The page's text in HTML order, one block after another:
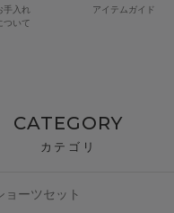
手入れ
ついて
アイテムガイド
CATEGORY
カテゴリ
ョーツセット